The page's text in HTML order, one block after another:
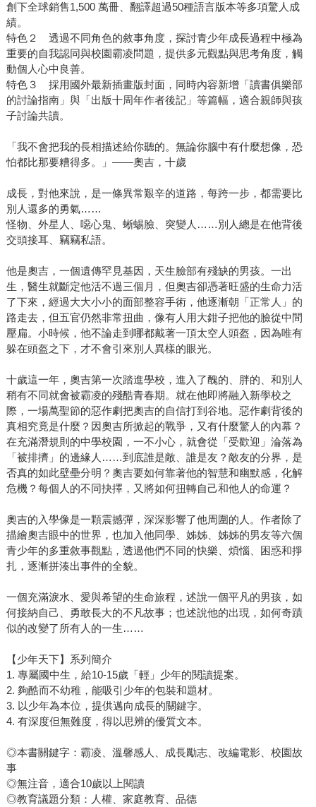
創下全球銷售1,500 萬冊、翻譯超過50種語言版本等多項驚人成
績。
特色２ 透過不同角色的敘事角度，探討青少年成長過程中極為
重要的自我認同與校園霸凌問題，提供多元觀點與思考角度，觸
動個人心中良善。
特色３ 採用國外最新插畫版封面，同時內容新增「讀書俱樂部
的討論指南」與「出版十周年作者後記」等篇幅，適合親師與孩
子討論共讀。
「我不會把我的長相描述給你聽的。無論你腦中有什麼想像，恐
怕都比那要糟得多。」——奧吉，十歲
成長，對他來說，是一條異常艱辛的道路，每跨一步，都需要比
別人還多的勇氣……
怪物、外星人、噁心鬼、蜥蜴臉、突變人……別人總是在他背後
交頭接耳、竊竊私語。
他是奧吉，一個遺傳罕見基因，天生臉部有殘缺的男孩。一出
生，醫生就斷定他活不過三個月，但奧吉卻憑著旺盛的生命力活
了下來，經過大大小小的面部整容手術，他逐漸朝「正常人」的
路走去，但五官仍然非常扭曲，像有人用大鉗子把他的臉從中間
壓扁。小時候，他不論走到哪都戴著一頂太空人頭盔，因為唯有
躲在頭盔之下，才不會引來別人異樣的眼光。
十歲這一年，奧吉第一次踏進學校，進入了醜的、胖的、和別人
稍有不同就會被霸凌的殘酷青春期。就在他即將融入新學校之
際，一場萬聖節的惡作劇把奧吉的自信打到谷地。惡作劇背後的
真相究竟是什麼？因奧吉所掀起的戰爭，又有什麼驚人的內幕？
在充滿潛規則的中學校園，一不小心，就會從「受歡迎」淪落為
「被排擠」的邊緣人……到底誰是敵、誰是友？敵友的分界，是
否真的如此壁壘分明？奧吉要如何靠著他的智慧和幽默感，化解
危機？每個人的不同抉擇，又將如何扭轉自己和他人的命運？
奧吉的入學像是一顆震撼彈，深深影響了他周圍的人。作者除了
描繪奧吉眼中的世界，也加入他同學、姊姊、姊姊的男友等六個
青少年的多重敘事觀點，透過他們不同的快樂、煩惱、困惑和掙
扎，逐漸拼湊出事件的全貌。
一個充滿淚水、愛與希望的生命旅程，述說一個平凡的男孩，如
何接納自己、勇敢長大的不凡故事；也述說他的出現，如何奇蹟
似的改變了所有人的一生……
【少年天下】系列簡介
1. 專屬國中生，給10-15歲「輕」少年的閱讀提案。
2. 夠酷而不幼稚，能吸引少年的包裝和題材。
3. 以少年為本位，提供邁向成長的關鍵字。
4. 有深度但無難度，得以思辨的優質文本。
◎本書關鍵字：霸凌、溫馨感人、成長勵志、改編電影、校園故
事
◎無注音，適合10歲以上閱讀
◎教育議題分類：人權、家庭教育、品德